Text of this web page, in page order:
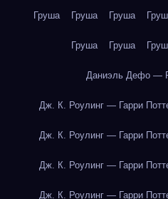
Груша Груша Груша
Груша Груша
Даниэль Дефо —
Дж. К. Роулинг — Гарри
Дж. К. Роулинг — Гарри
Дж. К. Роулинг — Гарри
Дж. К. Роулинг — Гарри